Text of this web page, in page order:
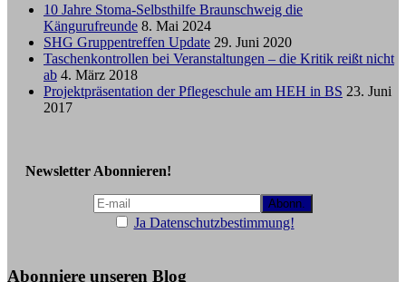
10 Jahre Stoma-Selbsthilfe Braunschweig die
Kängurufreunde 8. Mai 2024
SHG Gruppentreffen Update 29. Juni 2020
Taschenkontrollen bei Veranstaltungen – die Kritik reißt nicht
ab 4. März 2018
Projektpräsentation der Pflegeschule am HEH in BS 23. Juni
2017
Newsletter Abonnieren!
Ja Datenschutzbestimmung!
Abonniere unseren Blog